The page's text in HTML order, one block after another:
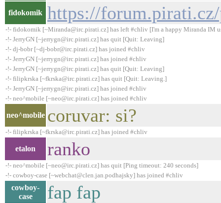
fidokomik https://
-!- fidokomik [~Miranda@irc.pirati.cz] has left #chliv [I'm a happy Miranda IM
-!- JerryGN [~jerrygn@irc.pirati.cz] has quit [Quit: Leaving]
-!- dj-bobr [~dj-bobr@irc.pirati.cz] has joined #chliv
-!- JerryGN [~jerrygn@irc.pirati.cz] has joined #chliv
-!- JerryGN [~jerrygn@irc.pirati.cz] has quit [Quit: Leaving]
-!- filipkrska [~fkrska@irc.pirati.cz] has quit [Quit: Leaving.]
-!- JerryGN [~jerrygn@irc.pirati.cz] has joined #chliv
-!- neo^mobile [~neo@irc.pirati.cz] has joined #chliv
neo^mobile coruvar: si?
-!- filipkrska [~fkrska@irc.pirati.cz] has joined #chliv
etalon ranko
-!- neo^mobile [~neo@irc.pirati.cz] has quit [Ping timeout: 240 seconds]
-!- cowboy-case [~webchat@clen.jan.podhajsky] has joined #chliv
cowboy-
case
fap fap